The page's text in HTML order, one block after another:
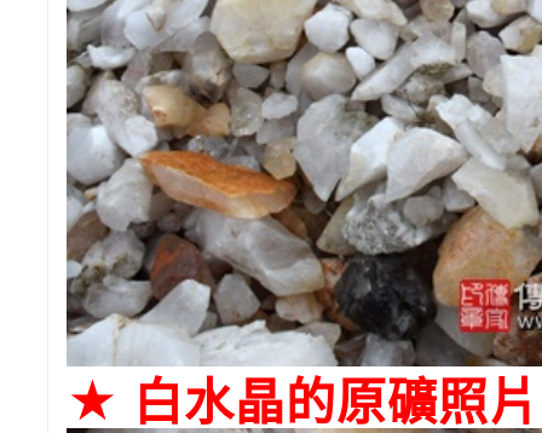
★ 白水晶的原礦照片